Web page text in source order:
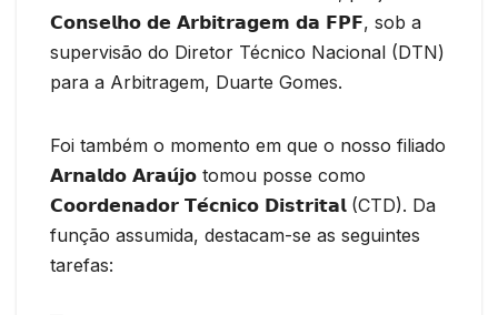
𝗖𝗼𝗻𝘀𝗲𝗹𝗵𝗼 𝗱𝗲 𝗔𝗿𝗯𝗶𝘁𝗿𝗮𝗴𝗲𝗺 𝗱𝗮 𝗙𝗣𝗙, sob a
supervisão do Diretor Técnico Nacional (DTN)
para a Arbitragem, Duarte Gomes.
Foi também o momento em que o nosso filiado
𝗔𝗿𝗻𝗮𝗹𝗱𝗼 𝗔𝗿𝗮𝘂́𝗷𝗼 tomou posse como
𝗖𝗼𝗼𝗿𝗱𝗲𝗻𝗮𝗱𝗼𝗿 𝗧𝗲́𝗰𝗻𝗶𝗰𝗼 𝗗𝗶𝘀𝘁𝗿𝗶𝘁𝗮𝗹 (CTD). Da
função assumida, destacam-se as seguintes
tarefas: